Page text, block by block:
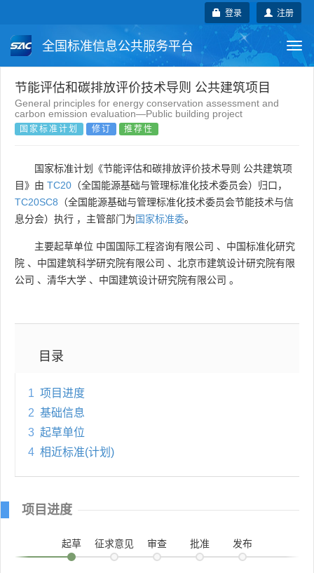
注册
登录
全国标准信息公共服务平台
国家标准 行业标准 地方标准
团体标准 企业标准 国际标准
节能评估和碳排放评价技术导则 公共建筑项目
General principles for energy conservation assessment and
carbon emission evaluation—Public building project
国家标准计划 修订 推荐性
国家标准计划《节能评估和碳排放评价技术导则 公共建筑项
目》由 TC20 （全国能源基础与管理标准化技术委员会）归口，
TC20SC8 （全国能源基础与管理标准化技术委员会节能技术与信
息分会）执行 ，主管部门为国家标准委。
主要起草单位 中国国际工程咨询有限公司 、 中国标准化研究
院 、 中国建筑科学研究院有限公司 、 北京市建筑设计研究院有限
公司 、 清华大学 、 中国建筑设计研究院有限公司 。
目录
1 项目进度
2 基础信息
3 起草单位
4 相近标准(计划)
项目进度
起草 征求意见 审查 批准 发布